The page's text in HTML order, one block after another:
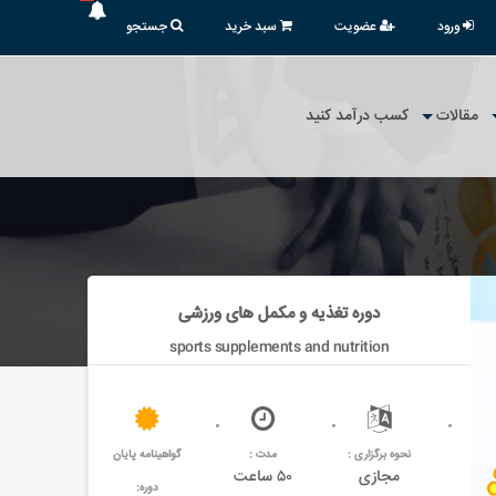
ورود عضویت سبد خرید جستجو
مقالات کسب درآمد کنید
دوره تغذیه و مکمل های ورزشی
sports supplements and nutrition
نحوه برگزاری :
مجازی
مدت :
۵۰ ساعت
گواهینامه پایان
دوره: